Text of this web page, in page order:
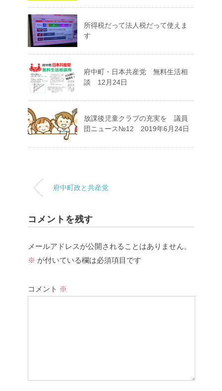
所得税だって法人税だって使えま
す
府中町・日本共産党 無料生活相
談 12月24日
放課後児童クラブの充実を 議員
団ニュース№12 2019年6月24日
府中町政と共産党
コメントを残す
メールアドレスが公開されることはありません。
※ が付いている欄は必須項目です
コメント ※